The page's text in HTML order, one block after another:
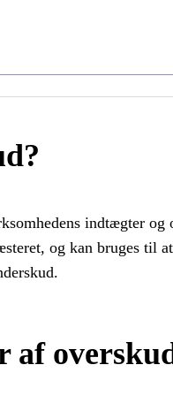
indtægter
og kan bruges til
af